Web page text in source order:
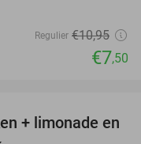
Regulier €10,95
€7,50
52%
+ limonade en